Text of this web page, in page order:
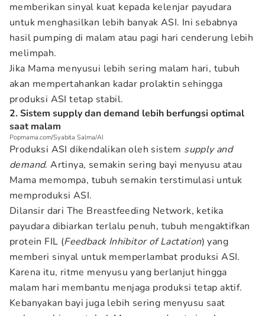
memberikan sinyal kuat kepada kelenjar payudara
untuk menghasilkan lebih banyak ASI. Ini sebabnya
hasil pumping di malam atau pagi hari cenderung lebih
melimpah.
Jika Mama menyusui lebih sering malam hari, tubuh
akan mempertahankan kadar prolaktin sehingga
produksi ASI tetap stabil.
2. Sistem supply dan demand lebih berfungsi optimal
saat malam
Popmama.com/Syabita Salma/AI
Produksi ASI dikendalikan oleh sistem supply and
demand. Artinya, semakin sering bayi menyusu atau
Mama memompa, tubuh semakin terstimulasi untuk
memproduksi ASI.
Dilansir dari The Breastfeeding Network, ketika
payudara dibiarkan terlalu penuh, tubuh mengaktifkan
protein FIL (Feedback Inhibitor of Lactation) yang
memberi sinyal untuk memperlambat produksi ASI.
Karena itu, ritme menyusu yang berlanjut hingga
malam hari membantu menjaga produksi tetap aktif.
Kebanyakan bayi juga lebih sering menyusu saat